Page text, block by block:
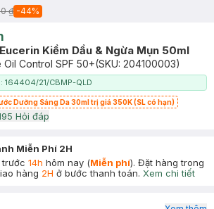
₫ -44%
Kiềm Dầu & Ngừa Mụn 50ml
Control SPF 50+(SKU: 204100003)
164404/21/CBMP-QLD
Dưỡng Sáng Da 30ml trị giá 350K (SL có hạn)
Hỏi đáp
Miễn Phí 2H
trước 14h hôm nay (Miễn phí). Đặt hàng trong
hàng 2H ở bước thanh toán. Xem chi tiết